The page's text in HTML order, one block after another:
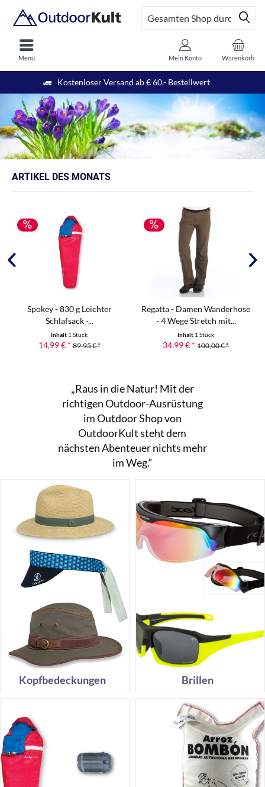
Kostenloser Versand ab € 60,- Bestellwert
Menü Warenkorb
Mein Konto
ARTIKEL DES MONATS
Spokey - 830 g Leichter
Schlafsack -...
Inhalt 1 Stück
14,99 € * 89,95 € *
Regatta - Damen Wanderhose
- 4 Wege Stretch mit...
Inhalt 1 Stück
34,99 € * 100,00 € *
„Raus in die Natur! Mit der
richtigen Outdoor-Ausrüstung
im Outdoor Shop von
OutdoorKult steht dem
nächsten Abenteuer nichts mehr
im Weg.“
Kopfbedeckungen Brillen